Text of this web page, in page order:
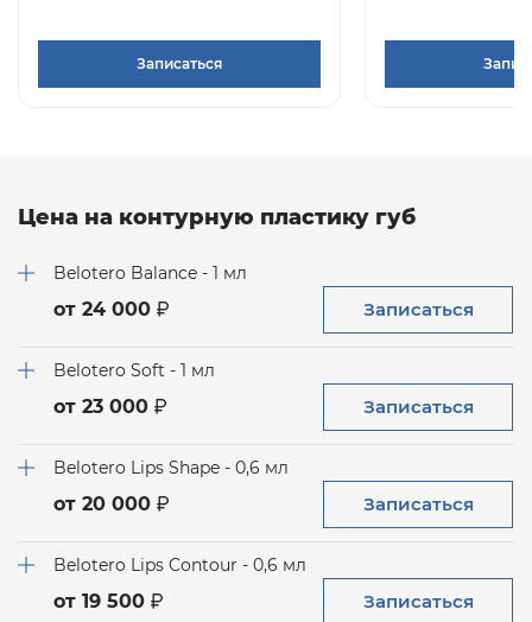
Записаться
Цена на контурную пластику губ
Belotero Balance - 1 мл
от 24 000 Записаться
Belotero Soft - 1 мл
от 23 000 Записаться
Belotero Lips Shape - 0,6 мл
от 20 000 Записаться
Belotero Lips Contour - 0,6 мл
от 19 500 Записаться